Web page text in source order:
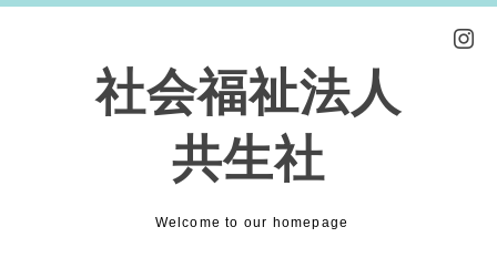
社会福祉法人
共生社
Welcome to our homepage